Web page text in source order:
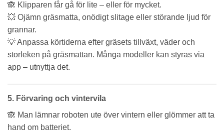
🙈 Klipparen får gå för lite – eller för mycket.
💥 Ojämn gräsmatta, onödigt slitage eller störande ljud för
grannar.
💡 Anpassa körtiderna efter gräsets tillväxt, väder och
storleken på gräsmattan. Många modeller kan styras via
app – utnyttja det.
5. Förvaring och vintervila
🙈 Man lämnar roboten ute över vintern eller glömmer att ta
hand om batteriet.